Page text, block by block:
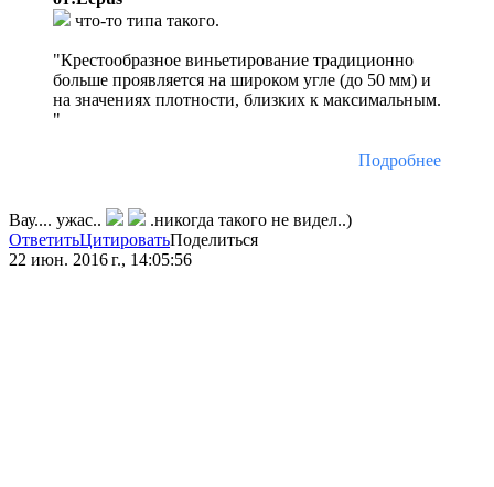
что-то типа такого.
"Крестообразное виньетирование традиционно
больше проявляется на широком угле (до 50 мм) и
на значениях плотности, близких к максимальным.
"
Подробнее
Вау.... ужас..
.никогда такого не видел..)
ОтветитьЦитироватьПоделиться
22 июн. 2016 г., 14:05:56